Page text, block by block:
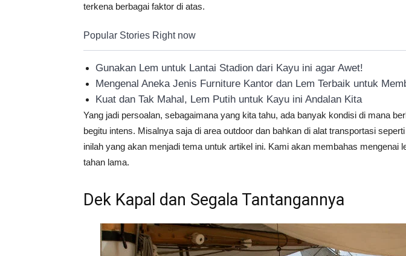
terkena berbagai faktor di atas.
Popular Stories Right now
Gunakan Lem untuk Lantai Stadion dari Kayu ini agar Awet!
Mengenal Aneka Jenis Furniture Kantor dan Lem Terbaik untuk
Kuat dan Tak Mahal, Lem Putih untuk Kayu ini Andalan Kita
Yang jadi persoalan, sebagaimana yang kita tahu, ada banyak kondisi di mana
begitu intens. Misalnya saja di area outdoor dan bahkan di alat transportasi
inilah yang akan menjadi tema untuk artikel ini. Kami akan membahas mengenai
tahan lama.
Dek Kapal dan Segala Tantangannya